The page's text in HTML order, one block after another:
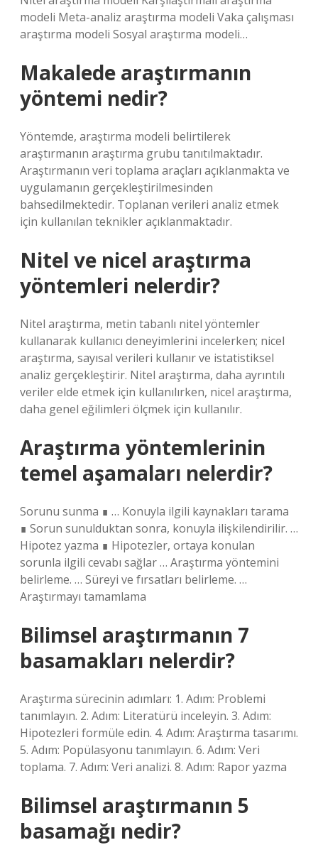
modeli Meta-analiz araştırma modeli Vaka çalışması
araştırma modeli Sosyal araştırma modeli…
Makalede araştırmanın
yöntemi nedir?
Yöntemde, araştırma modeli belirtilerek
araştırmanın araştırma grubu tanıtılmaktadır.
Araştırmanın veri toplama araçları açıklanmakta ve
uygulamanın gerçekleştirilmesinden
bahsedilmektedir. Toplanan verileri analiz etmek
için kullanılan teknikler açıklanmaktadır.
Nitel ve nicel araştırma
yöntemleri nelerdir?
Nitel araştırma, metin tabanlı nitel yöntemler
kullanarak kullanıcı deneyimlerini incelerken; nicel
araştırma, sayısal verileri kullanır ve istatistiksel
analiz gerçekleştirir. Nitel araştırma, daha ayrıntılı
veriler elde etmek için kullanılırken, nicel araştırma,
daha genel eğilimleri ölçmek için kullanılır.
Araştırma yöntemlerinin
temel aşamaları nelerdir?
Sorunu sunma ∎ … Konuyla ilgili kaynakları tarama
∎ Sorun sunulduktan sonra, konuyla ilişkilendirilir. …
Hipotez yazma ∎ Hipotezler, ortaya konulan
sorunla ilgili cevabı sağlar … Araştırma yöntemini
belirleme. … Süreyi ve fırsatları belirleme. …
Araştırmayı tamamlama
Bilimsel araştırmanın 7
basamakları nelerdir?
Araştırma sürecinin adımları: 1. Adım: Problemi
tanımlayın. 2. Adım: Literatürü inceleyin. 3. Adım:
Hipotezleri formüle edin. 4. Adım: Araştırma tasarımı.
5. Adım: Popülasyonu tanımlayın. 6. Adım: Veri
toplama. 7. Adım: Veri analizi. 8. Adım: Rapor yazma
Bilimsel araştırmanın 5
basamağı nedir?